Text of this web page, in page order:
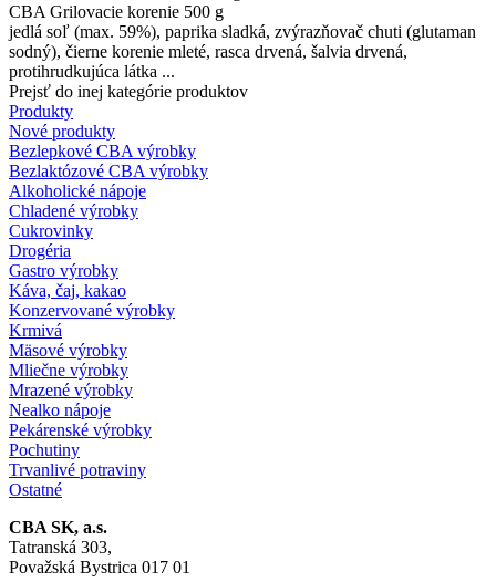
CBA Grilovacie korenie 500 g
jedlá soľ (max. 59%), paprika sladká, zvýrazňovač chuti (glutaman
sodný), čierne korenie mleté, rasca drvená, šalvia drvená,
protihrudkujúca látka ...
Prejsť do inej kategórie produktov
Produkty
Nové produkty
Bezlepkové CBA výrobky
Bezlaktózové CBA výrobky
Alkoholické nápoje
Chladené výrobky
Cukrovinky
Drogéria
Gastro výrobky
Káva, čaj, kakao
Konzervované výrobky
Krmivá
Mäsové výrobky
Mliečne výrobky
Mrazené výrobky
Nealko nápoje
Pekárenské výrobky
Pochutiny
Trvanlivé potraviny
Ostatné
CBA SK, a.s.
Tatranská 303,
Považská Bystrica 017 01